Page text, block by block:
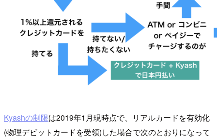
Kyashの制限は2019年1月現時点で、リアルカードを有効化
(物理デビットカードを受領)した場合で次のとおりになって